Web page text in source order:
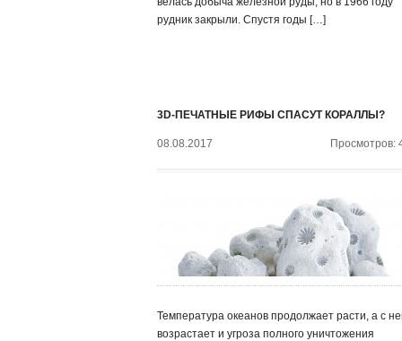
рудник закрыли. Спустя годы […]
3D-ПЕЧАТНЫЕ РИФЫ СПАСУТ КОРАЛЛЫ?
08.08.2017 Просмотров:
Температура океанов продолжает расти, а с
возрастает и угроза полного уничтожения